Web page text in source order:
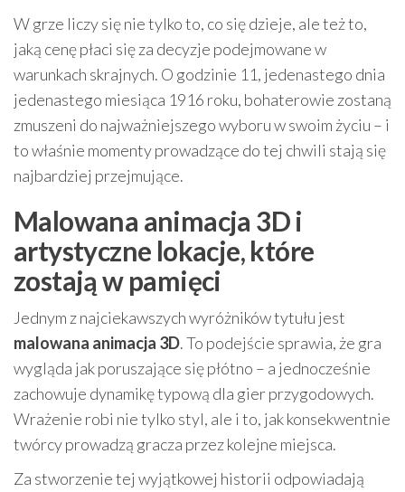
W grze liczy się nie tylko to, co się dzieje, ale też to,
jaką cenę płaci się za decyzje podejmowane w
warunkach skrajnych. O godzinie 11, jedenastego dnia
jedenastego miesiąca 1916 roku, bohaterowie zostaną
zmuszeni do najważniejszego wyboru w swoim życiu – i
to właśnie momenty prowadzące do tej chwili stają się
najbardziej przejmujące.
Malowana animacja 3D i
artystyczne lokacje, które
zostają w pamięci
Jednym z najciekawszych wyróżników tytułu jest
malowana animacja 3D. To podejście sprawia, że gra
wygląda jak poruszające się płótno – a jednocześnie
zachowuje dynamikę typową dla gier przygodowych.
Wrażenie robi nie tylko styl, ale i to, jak konsekwentnie
twórcy prowadzą gracza przez kolejne miejsca.
Za stworzenie tej wyjątkowej historii odpowiadają